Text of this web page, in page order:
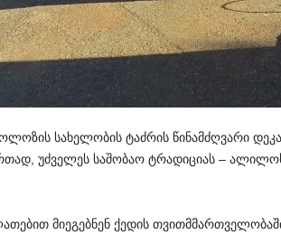
სახელობის ტაძრის წინამძღვარი
უძველეს საშობაო ტრადიციას –
მიეგებნენ ქედის